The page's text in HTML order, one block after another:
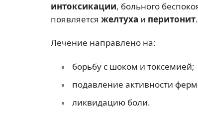
интоксикации, больного
появляется желтуха и перитонит
Лечение направлено на:
борьбу с шоком и токсемией;
подавление активности
ликвидацию боли.